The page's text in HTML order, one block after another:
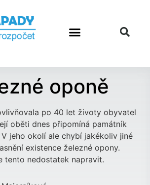
oponě
po 40 let životy obyvatel
oběti dnes připomíná památník
V jeho okolí ale chybí jakékoliv jiné
existence železné opony.
tento nedostatek napravit.